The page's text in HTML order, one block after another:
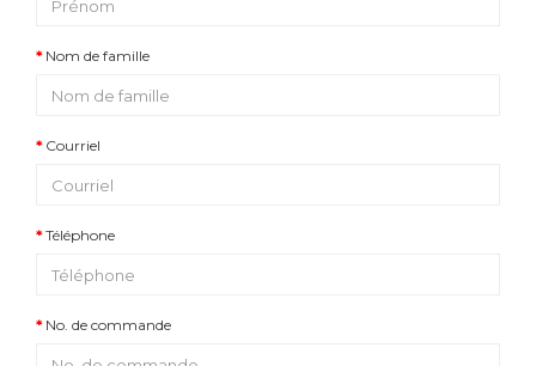
PARTICULIER
Nom de famille
Courriel
Téléphone
No. de commande